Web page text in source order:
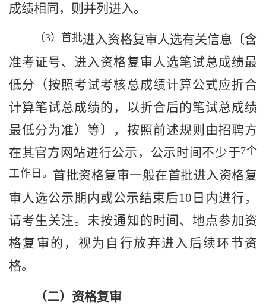
成绩相同，则并列进入。
（3）首批进入资格复审人选有关信息〔含
准考证号、进入资格复审人选笔试总成绩最
低分（按照考试考核总成绩计算公式应折合
计算笔试总成绩的，以折合后的笔试总成绩
最低分为准）等〕
， 按照前述规则 由招聘方
在其官方网站进行公示 ，公示时间不少于7个
工作日。 首批资格复审一般在首批进入资格复
审人选公示期内或公示结束后10 日内进行，
请考生关注。未按通知的时间、地点参加资
格复审的，视为自行放弃进入后续环节资
格。
（二）资格复审